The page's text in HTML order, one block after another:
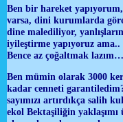
Ben bir hareket
varsa, dini kurumlarda
dine malediliyor,
iyileştirme yapıyoruz
Bence az çoğaltmak
Ben mümin olarak 3000
kadar cenneti
sayımızı artırdıkça salih
ekol Bektaşiliğin